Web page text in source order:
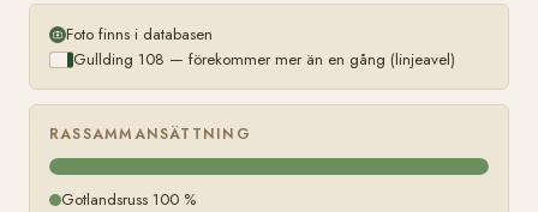
Foto finns i databasen
Gullding 108 — förekommer mer än en gång (linjeavel)
RASSAMMANSÄTTNING
Gotlandsruss 100 %